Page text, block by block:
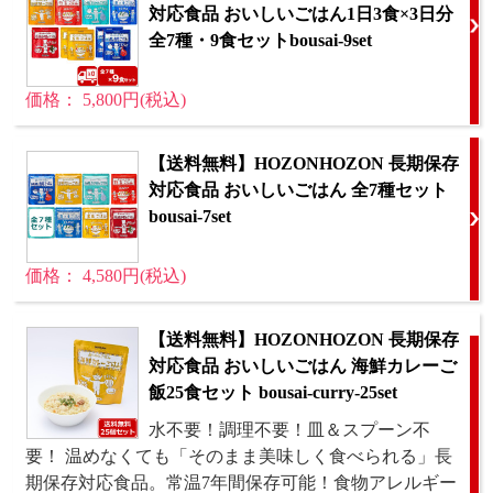
対応食品 おいしいごはん1日3食×3日分
全7種・9食セットbousai-9set
価格： 5,800円(税込)
【送料無料】HOZONHOZON 長期保存
対応食品 おいしいごはん 全7種セット
bousai-7set
価格： 4,580円(税込)
【送料無料】HOZONHOZON 長期保存
対応食品 おいしいごはん 海鮮カレーご
飯25食セット bousai-curry-25set
水不要！調理不要！皿＆スプーン不
要！ 温めなくても「そのまま美味しく食べられる」長
期保存対応食品。常温7年間保存可能！食物アレルギー